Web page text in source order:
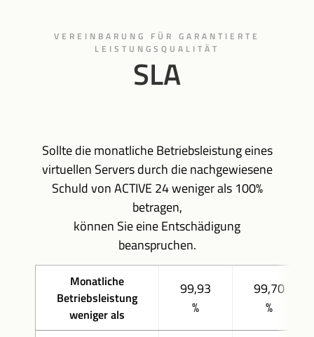
VEREINBARUNG FÜR GARANTIERTE
LEISTUNGSQUALITÄT
SLA
Sollte die monatliche Betriebsleistung eines
virtuellen Servers durch die nachgewiesene
Schuld von ACTIVE 24 weniger als 100%
betragen,
können Sie eine Entschädigung
beanspruchen.
Monatliche
Betriebsleistung
weniger als
99,93
%
99,70
%